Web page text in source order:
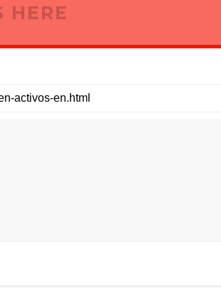
HERE